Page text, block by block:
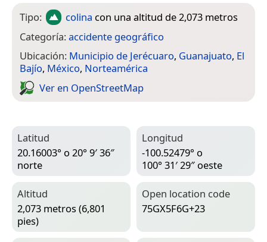
Tipo: colina con una altitud de 2,073 metros
Categoría:accidente geográfico
Ubicación: Municipio de Jerécuaro, Guanajuato, El
Bajío, México, Norteamérica
Ver en Open­Street­Map
Latitud
20.16003° o 20° 9′ 36″
norte
Longitud
-100.52479° o
100° 31′ 29″ oeste
Altitud
2,073 metros (6,801
pies)
Open location code
75GX5F6G+23